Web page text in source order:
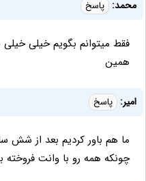
محمد: پاسخ
فقط میتوانم بگویم خیلی
همین
امير: پاسخ
ما هم باور كرديم بعد از شش
چونكه همه رو با وانت فروخته